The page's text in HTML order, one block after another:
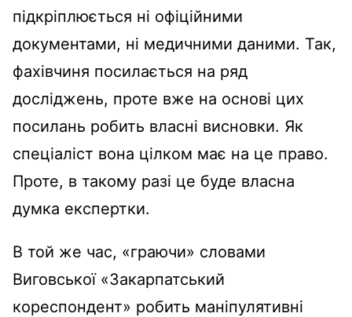
підкріплюється ні офіційними
документами, ні медичними даними. Так,
фахівчиня посилається на ряд
досліджень, проте вже на основі цих
посилань робить власні висновки. Як
спеціаліст вона цілком має на це право.
Проте, в такому разі це буде власна
думка експертки.
В той же час, «граючи» словами
Виговської «Закарпатський
кореспондент» робить маніпулятивні